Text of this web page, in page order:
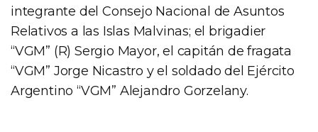
integrante del Consejo Nacional de Asuntos
Relativos a las Islas Malvinas; el brigadier
“VGM” (R) Sergio Mayor, el capitán de fragata
“VGM” Jorge Nicastro y el soldado del Ejército
Argentino “VGM” Alejandro Gorzelany.